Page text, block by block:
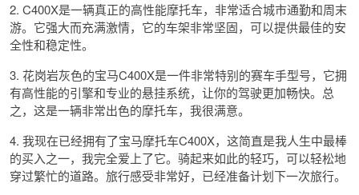
2. C400X是一辆真正的高性能摩托车，非常适合城市通勤和周末
游。它强大而充满激情，它的车架非常坚固，可以提供最佳的安
全性和稳定性。
3. 花岗岩灰色的宝马C400X是一件非常特别的赛车手型号，它拥
有高性能的引擎和专业的悬挂系统，让你的驾驶更加畅快。总
之，这是一辆非常出色的摩托车，我很满意。
4. 我现在已经拥有了宝马摩托车C400X，这简直是我人生中最棒
的买入之一，我完全爱上了它。骑起来如此的轻巧，可以轻松地
穿过繁忙的道路。旅行感受非常好，已经准备计划下一次旅行。